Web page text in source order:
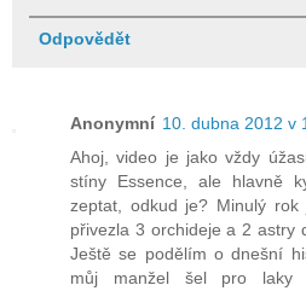
Odpovědět
Anonymní 10. dubna 2012 v
Ahoj, video je jako vždy
stíny Essence, ale hlavně
zeptat, odkud je? Minulý
přivezla 3 orchideje a 2 astry
Ještě se podělím o dnešní
můj manžel šel pro laky